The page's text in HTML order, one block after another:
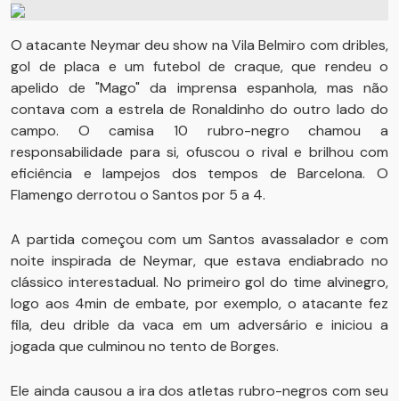
O atacante Neymar deu show na Vila Belmiro com dribles,
gol de placa e um futebol de craque, que rendeu o
apelido de "Mago" da imprensa espanhola, mas não
contava com a estrela de Ronaldinho do outro lado do
campo. O camisa 10 rubro-negro chamou a
responsabilidade para si, ofuscou o rival e brilhou com
eficiência e lampejos dos tempos de Barcelona. O
Flamengo derrotou o Santos por 5 a 4.
A partida começou com um Santos avassalador e com
noite inspirada de Neymar, que estava endiabrado no
clássico interestadual. No primeiro gol do time alvinegro,
logo aos 4min de embate, por exemplo, o atacante fez
fila, deu drible da vaca em um adversário e iniciou a
jogada que culminou no tento de Borges.
Ele ainda causou a ira dos atletas rubro-negros com seu